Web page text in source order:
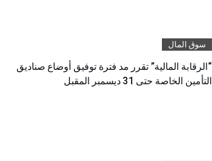
سوق المال
“الرقابة المالية” تقرر مد فترة توفيق أوضاع صناديق
التأمين الخاصة حتى 31 ديسمبر المقبل